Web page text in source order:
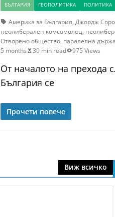
БЪЛГАРИЯ ГЕОПОЛИТИКА ПОЛИТИКА
Америка за България,Джордж
неолиберален комсомолец,
Отворено общество, паралелна
5 months
30 min read 975 Views
От началото на прехода
България се
Прочети повече
Виж всичко